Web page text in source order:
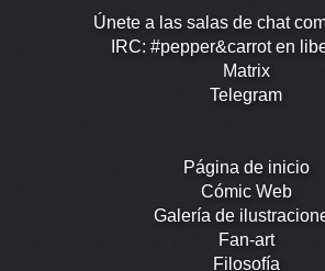
Únete a las salas de chat
IRC: #pepper&carrot en
Matrix
Telegram
Página de inicio
Cómic Web
Galería de
Fan-art
Filosofía